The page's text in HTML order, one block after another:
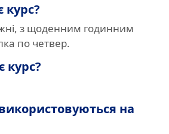
курс?
з щоденним годинним
по четвер.
курс?
на